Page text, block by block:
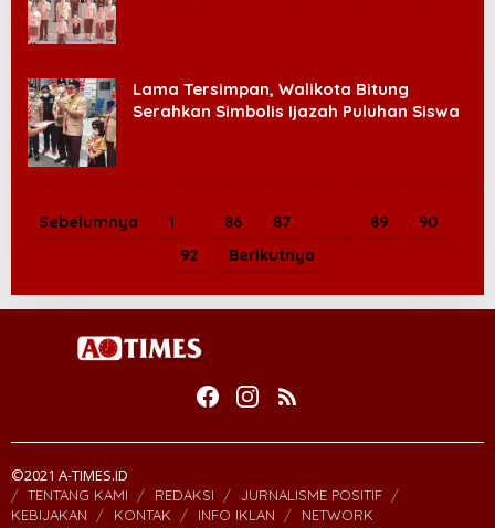
Lama Tersimpan, Walikota Bitung
Serahkan Simbolis Ijazah Puluhan Siswa
Sebelumnya 1 86 87 89 90
92
Berikutnya
©2021 A-TIMES.ID
TENTANG KAMI REDAKSI
JURNALISME POSITIF
KEBIJAKAN
KONTAK INFO IKLAN NETWORK